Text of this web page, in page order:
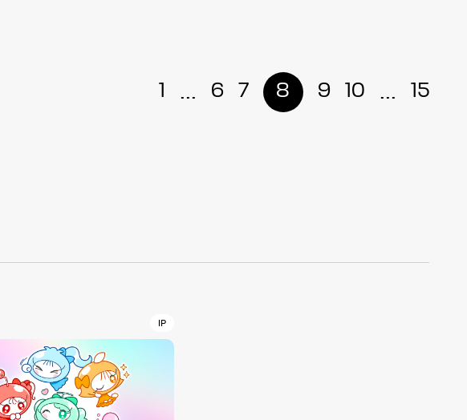
1 ... 6 7 8 9 10 ... 15
IP
CONTACT
PHAROS Jingumae, 2-26-8 Jingumae,
Shibuya-ku, Tokyo, Japan 150-0001